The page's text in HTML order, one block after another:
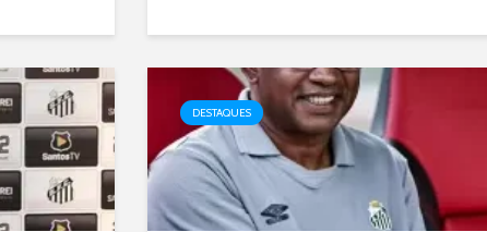
DESTAQUES